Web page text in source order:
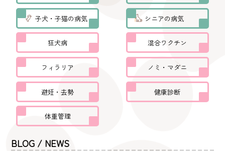
子犬・子猫の病気 シニアの病気
狂犬病 混合ワクチン
フィラリア ノミ・マダニ
避妊・去勢 健康診断
体重管理
BLOG / NEWS